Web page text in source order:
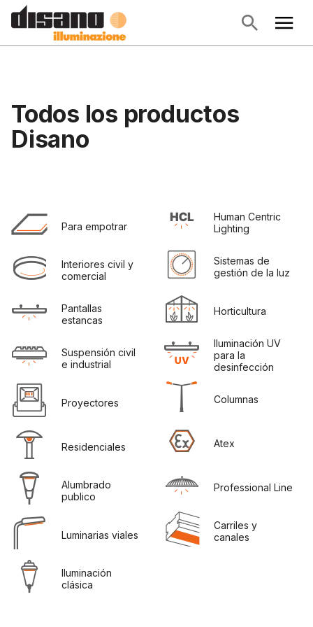
Todos los productos
Disano
Para empotrar
Interiores civil y
comercial
Pantallas
estancas
Suspensión civil
e industrial
Proyectores
Residenciales
Alumbrado
publico
Luminarias viales
Iluminación
clásica
Human Centric
Lighting
Sistemas de
gestión de la luz
Horticultura
Iluminación UV
para la
desinfección
Columnas
Atex
Professional Line
Carriles y
canales